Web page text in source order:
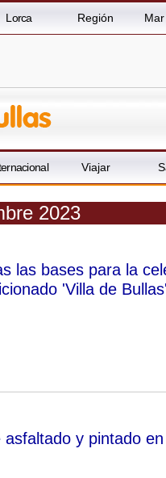
Lorca Región
Viajar
2023
las bases para la
'Villa de Bullas'
asfaltado y pintado